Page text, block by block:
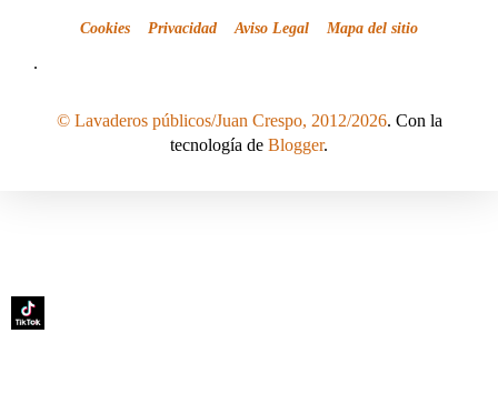
Cookies Privacidad Aviso Legal Mapa del sitio
.
© Lavaderos públicos/Juan Crespo, 2012/2026. Con la
tecnología de Blogger.